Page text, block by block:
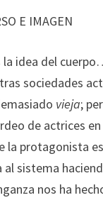
E IMAGEN
idea del
sociedades
vieja;
de actrices
la protagonista
sistema
nos ha